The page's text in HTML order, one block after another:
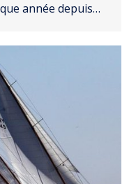
année depuis…